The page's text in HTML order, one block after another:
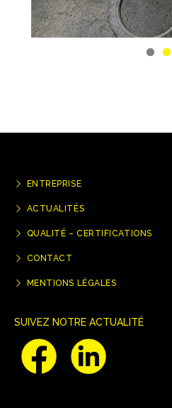
ENTREPRISE
ACTUALITÉS
QUALITÉ – CERTIFICATIONS
CONTACT
MENTIONS LÉGALES
SUIVEZ NOTRE ACTUALITÉ